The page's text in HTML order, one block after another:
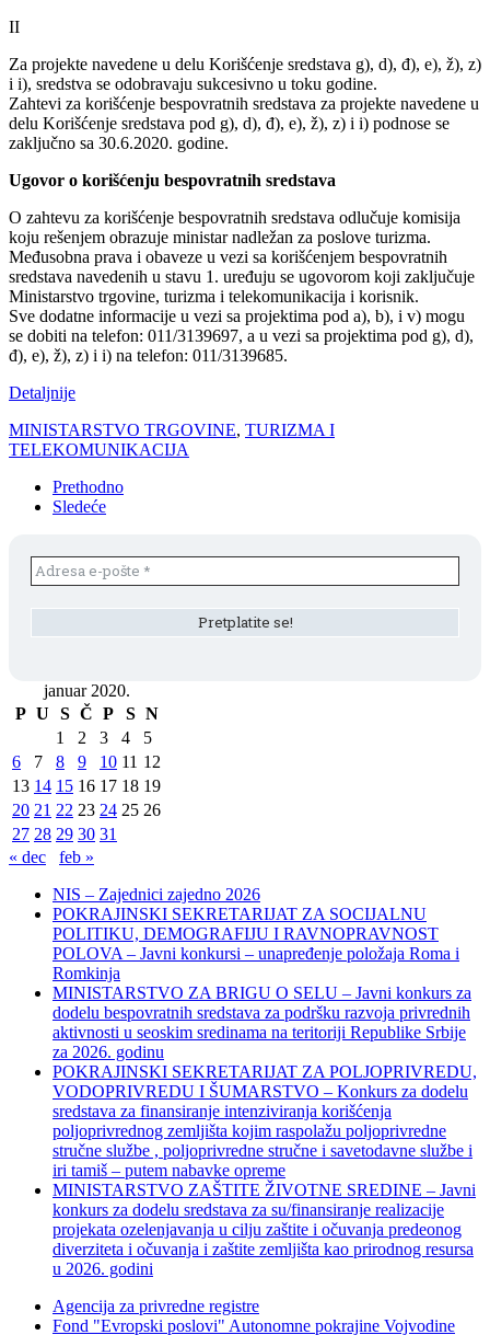
II
Za projekte navedene u delu Korišćenje sredstava g), d), đ), e), ž), z)
i i), sredstva se odobravaju sukcesivno u toku godine.
Zahtevi za korišćenje bespovratnih sredstava za projekte navedene u
delu Korišćenje sredstava pod g), d), đ), e), ž), z) i i) podnose se
zaključno sa 30.6.2020. godine.
Ugovor o korišćenju bespovratnih sredstava
O zahtevu za korišćenje bespovratnih sredstava odlučuje komisija
koju rešenjem obrazuje ministar nadležan za poslove turizma.
Međusobna prava i obaveze u vezi sa korišćenjem bespovratnih
sredstava navedenih u stavu 1. uređuju se ugovorom koji zaključuje
Ministarstvo trgovine, turizma i telekomunikacija i korisnik.
Sve dodatne informacije u vezi sa projektima pod a), b), i v) mogu
se dobiti na telefon: 011/3139697, a u vezi sa projektima pod g), d),
đ), e), ž), z) i i) na telefon: 011/3139685.
Detaljnije
MINISTARSTVO TRGOVINE, TURIZMA I
TELEKOMUNIKACIJA
Prethodno
Sledeće
januar 2020.
P U S Č P S N
1
2 3 4
5
6
7 8 9 10 11 12
13 14 15 16 17 18 19
20 21 22 23 24 25 26
27 28 29 30 31
« dec
feb »
NIS – Zajednici zajedno 2026
POKRAJINSKI SEKRETARIJAT ZA SOCIJALNU
POLITIKU, DEMOGRAFIJU I RAVNOPRAVNOST
POLOVA – Javni konkursi – unapređenje položaja Roma i
Romkinja
MINISTARSTVO ZA BRIGU O SELU – Javni konkurs za
dodelu bespovratnih sredstava za podršku razvoja privrednih
aktivnosti u seoskim sredinama na teritoriji Republike Srbije
za 2026. godinu
POKRAJINSKI SEKRETARIJAT ZA POLJOPRIVREDU,
VODOPRIVREDU I ŠUMARSTVO – Konkurs za dodelu
sredstava za finansiranje intenziviranja korišćenja
poljoprivrednog zemljišta kojim raspolažu poljoprivredne
stručne službe , poljoprivredne stručne i savetodavne službe i
iri tamiš ‒ putem nabavke opreme
MINISTARSTVO ZAŠTITE ŽIVOTNE SREDINE – Javni
konkurs za dodelu sredstava za su/finansiranje realizacije
projekata ozelenjavanja u cilju zaštite i očuvanja predeonog
diverziteta i očuvanja i zaštite zemljišta kao prirodnog resursa
u 2026. godini
Agencija za privredne registre
Fond "Evropski poslovi" Autonomne pokrajine Vojvodine